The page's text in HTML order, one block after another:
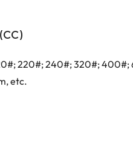
220#; 240#; 320#;
etc.